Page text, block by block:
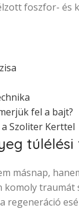
foszfor- és
fel a bajt?
Szoliter Kerttel
túlélési
másnap,
regeneráció